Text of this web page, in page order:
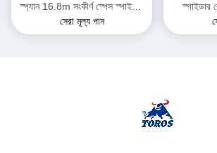
স্প্যান 16.8m সংকীর্ণ স্পেস স্পাইডার
ক্রেন
সেরা মূল্য পান
স্পাইডার